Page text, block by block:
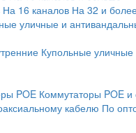
На 16 каналов На 32 и
уличные и
Купольные уличные
POE Коммутаторы POE и
кабелю По